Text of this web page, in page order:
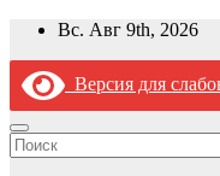
Перейти
содержимому
Вс. Авг 9th, 2026
Версия для